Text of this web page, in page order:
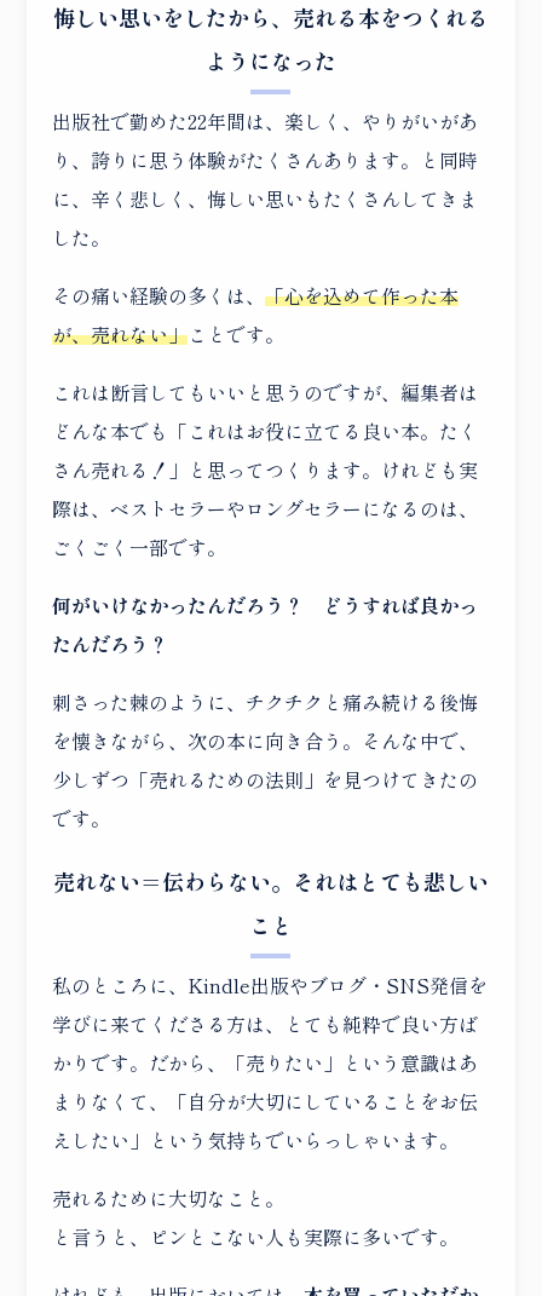
悔しい思いをしたから、売れる本をつくれる
ようになった
出版社で勤めた22年間は、楽しく、やりがいがあ
り、誇りに思う体験がたくさんあります。と同時
に、辛く悲しく、悔しい思いもたくさんしてきま
した。
その痛い経験の多くは、 「心を込めて作った本
が、売れない」ことです。
これは断言してもいいと思うのですが、編集者は
どんな本でも「これはお役に立てる良い本。たく
さん売れる！」と思ってつくります。けれども実
際は、ベストセラーやロングセラーになるのは、
ごくごく一部です。
何がいけなかったんだろう？ どうすれば良かっ
たんだろう？
刺さった棘のように、チクチクと痛み続ける後悔
を懐きながら、次の本に向き合う。そんな中で、
少しずつ「売れるための法則」を見つけてきたの
です。
売れない＝伝わらない。それはとても悲しい
こと
私のところに、Kindle出版やブログ・SNS発信を
学びに来てくださる方は、とても純粋で良い方ば
かりです。だから、「売りたい」という意識はあ
まりなくて、「自分が大切にしていることをお伝
えしたい」という気持ちでいらっしゃいます。
売れるために大切なこと。
と言うと、ピンとこない人も実際に多いです。